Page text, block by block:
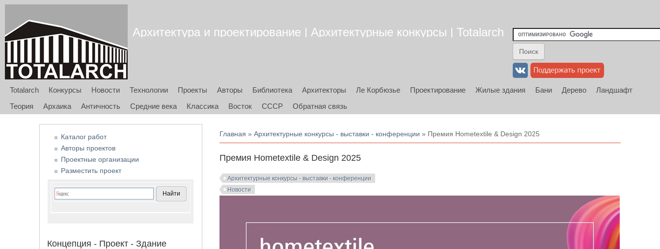
Архитектура и проектирование | Архитектурные конкурсы | Totalarch
Totalarch Конкурсы Новости Технологии Проекты Авторы Библиотека Архитекторы Ле Корбюзье Проектирование Жилые здания Бани Дерево
Ландшафт
Теория
Архаика Античность Средние века Классика Восток СССР Обратная связь
Вы здесь
Главная »Архитектурные конкурсы - выставки - конференции » Премия Hometextile & Design 2025
Премия Hometextile & Design 2025
Архитектурные конкурсы - выставки - конференции
Новости
Каталог работ
Авторы проектов
Проектные организации
Разместить проект
Концепция - Проект - Здание